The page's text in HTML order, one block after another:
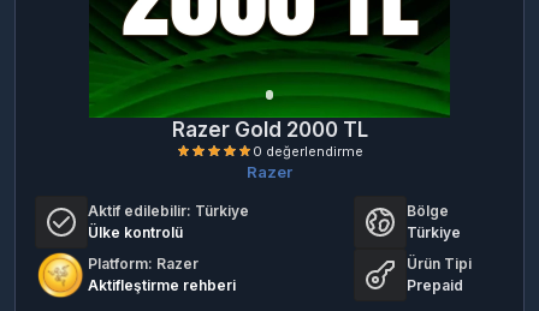
Razer Gold 2000 TL
Razer
Aktif edilebilir: Türkiye
Ülke kontrolü
Bölge
Türkiye
Platform: Razer
Aktifleştirme rehberi
Ürün Tipi
Prepaid